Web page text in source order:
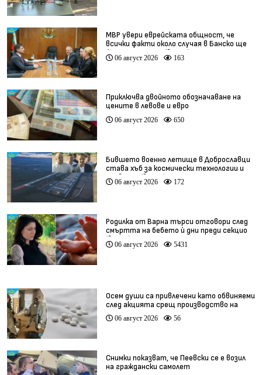
МВР увери еврейската общност, че
всички факти около случая в Банско ще
бъдат изяснени (видео)
06 август 2026 163
Приключва двойното обозначаване на
цените в левове и евро
06 август 2026 650
Бившето военно летище в Доброславци
става хъб за космически технологии и
иновации (видео)
06 август 2026 172
Родилка от Варна търси отговори след
смъртта на бебето ѝ дни преди секцио
(видео)
06 август 2026 5431
Осем души са привлечени като обвиняеми
след акцията срещ производство на
фентанил
06 август 2026 56
Снимки показват, че Пеевски се е возил
на граждански самолет